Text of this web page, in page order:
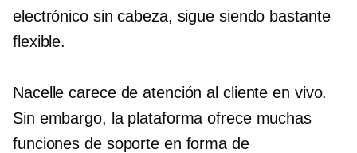
electrónico sin cabeza, sigue siendo bastante
flexible.
Nacelle carece de atención al cliente en vivo.
Sin embargo, la plataforma ofrece muchas
funciones de soporte en forma de